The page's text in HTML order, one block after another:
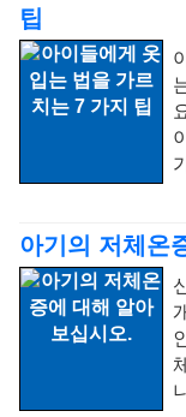
팁
아기의 저체온